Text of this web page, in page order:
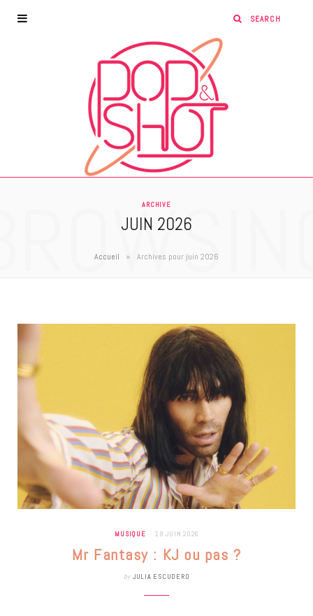
ARCHIVE
JUIN 2026
Accueil » Archives pour juin 2026
MUSIQUE 18 JUIN 2026
Mr Fantasy : KJ ou pas ?
by JULIA ESCUDERO